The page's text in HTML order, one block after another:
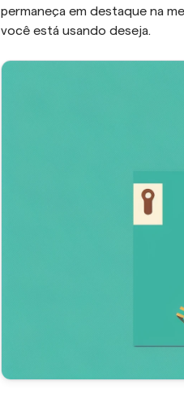
permaneça em destaque na
você está usando deseja.